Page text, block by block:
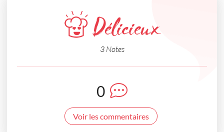
Délicieux
3 Notes
0
Voir les commentaires